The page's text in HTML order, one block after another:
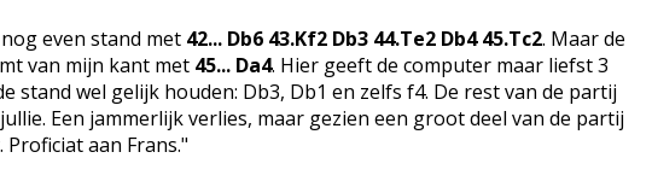
even stand met 42... Db6 43.Kf2 Db3 44.Te2 Db4 45.Tc2. Maar de
van mijn kant met 45... Da4. Hier geeft de computer maar liefst 3
stand wel gelijk houden: Db3, Db1 en zelfs f4. De rest van de partij
Een jammerlijk verlies, maar gezien een groot deel van de partij
Proficiat aan Frans."